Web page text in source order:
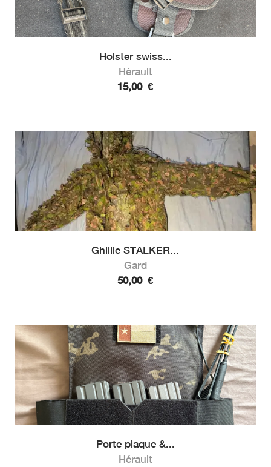
Holster swiss...
Hérault
15,00 €
Ghillie STALKER...
Gard
50,00 €
Porte plaque &...
Hérault